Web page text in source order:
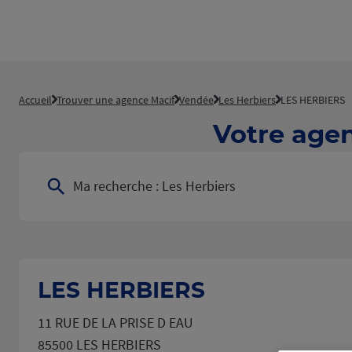
Accueil Trouver une agence Macif Vendée Les Herbiers LES HERBIERS
Votre
Ma recherche : Les Herbiers
LES HERBIERS
11 RUE DE LA PRISE D EAU
85500 LES HERBIERS